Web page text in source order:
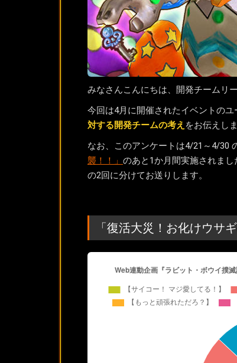
みなさんこんにちは、開発チームリ
今回は4月に開催されたイベントのユ
対する開発チームの考え をお伝えしま
なお、このアンケートは4/21～4/30
襲！！」 のあと1か月間実施されま
の2回に分けてお送りします。
「復活大災！お化けウサ